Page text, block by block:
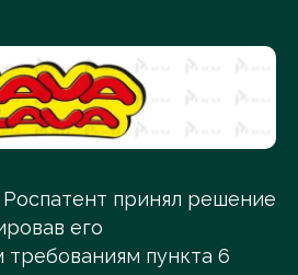
принял решение
его
требованиям пункта 6